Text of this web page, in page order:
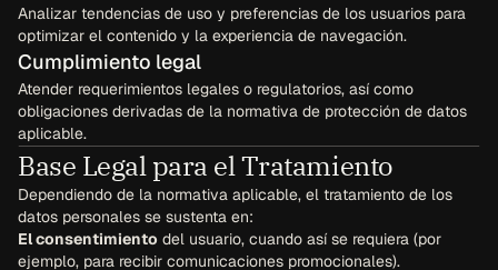
Analizar tendencias de uso y preferencias de los usuarios para
optimizar el contenido y la experiencia de navegación.
Cumplimiento legal
Atender requerimientos legales o regulatorios, así como
obligaciones derivadas de la normativa de protección de datos
aplicable.
Base Legal para el Tratamiento
Dependiendo de la normativa aplicable, el tratamiento de los
datos personales se sustenta en:
El consentimiento del usuario, cuando así se requiera (por
ejemplo, para recibir comunicaciones promocionales).